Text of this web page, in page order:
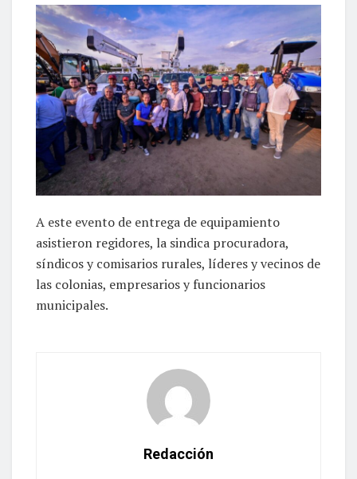
A este evento de entrega de equipamiento
asistieron regidores, la sindica procuradora,
síndicos y comisarios rurales, líderes y vecinos de
las colonias, empresarios y funcionarios
municipales.
Redacción